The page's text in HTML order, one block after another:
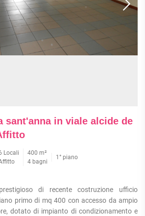
sant'anna in viale alcide de
Locali
400 m²
4 bagni
1° piano
di recente costruzione ufficio
primo di mq 400 con accesso da ampio
dotato di impianto di condizionamento e